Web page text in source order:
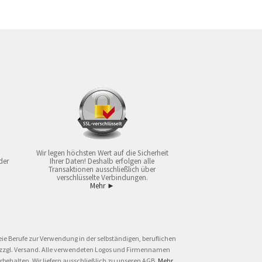
Wir legen höchsten Wert auf die Sicherheit
Ihrer Daten! Deshalb erfolgen alle
Transaktionen ausschließlich über
verschlüsselte Verbindungen.
Mehr ►
Berufe zur Verwendung in der selbständigen, beruflichen
Versand. Alle verwendeten Logos und Firmennamen